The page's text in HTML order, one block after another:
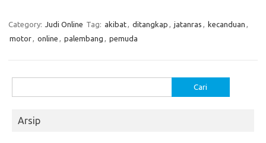
Category: Judi Online Tag: akibat, ditangkap , jatanras , kecanduan ,
motor, online , palembang , pemuda
untuk:
Arsip